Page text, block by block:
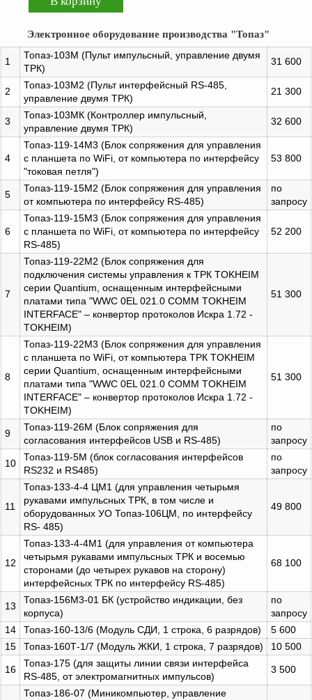
Электронное оборудование производства "Топаз"
1
Топаз-103М (Пульт импульсный, управление двумя
ТРК)
31 600
2
Топаз-103М2 (Пульт интерфейсный RS-485,
управление двумя ТРК)
21 300
3
Топаз-103МК (Контроллер импульсный,
управление двумя ТРК)
32 600
4
Топаз-119-14М3 (Блок сопряжения для управления
с планшета по WiFi, от компьютера по интерфейсу
"токовая петля")
53 800
5
Топаз-119-15М2 (Блок сопряжения для управления
от компьютера по интерфейсу RS-485)
по
запросу
6
Топаз-119-15М3 (Блок сопряжения для управления
с планшета по WiFi, от компьютера по интерфейсу
RS-485)
52 200
7
Топаз-119-22М2 (Блок сопряжения для
подключения системы управления к ТРК TOKHEIM
серии Quantium, оснащенным интерфейсными
платами типа "WWC 0EL 021.0 COMM TOKHEIM
INTERFACE" – конвертор протоколов Искра 1.72 -
TOKHEIM)
51 300
8
Топаз-119-22М3 (Блок сопряжения для управления
с планшета по WiFi, от компьютера ТРК TOKHEIM
серии Quantium, оснащенным интерфейсными
платами типа "WWC 0EL 021.0 COMM TOKHEIM
INTERFACE" – конвертор протоколов Искра 1.72 -
TOKHEIM)
51 300
9
Топаз-119-26М (Блок сопряжения для
согласования интерфейсов USB и RS-485)
по
запросу
10
Топаз-119-5М (блок согласования интерфейсов
RS232 и RS485)
по
запросу
11
Топаз-133-4-4 ЦМ1 (для управления четырьмя
рукавами импульсных ТРК, в том числе и
оборудованных УО Топаз-106ЦМ, по интерфейсу
RS- 485)
49 800
12
Топаз-133-4-4М1 (для управления от компьютера
четырьмя рукавами импульсных ТРК и восемью
сторонами (до четырех рукавов на сторону)
интерфейсных ТРК по интерфейсу RS-485)
68 100
13
Топаз-156М3-01 БК (устройство индикации, без
корпуса)
по
запросу
14
Топаз-160-13/6 (Модуль СДИ, 1 строка, 6 разрядов)
5 600
15
Топаз-160Т-1/7 (Модуль ЖКИ, 1 строка, 7 разрядов) 10 500
16
Топаз-175 (для защиты линии связи интерфейса
RS-485, от электромагнитных импульсов)
3 500
Топаз-186-07 (Миникомпьютер, управление